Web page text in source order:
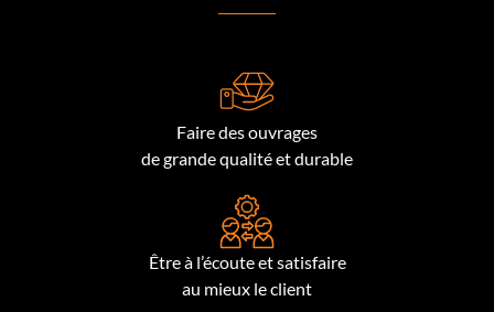
Faire des ouvrages
de grande qualité et durable
Être à l’écoute et satisfaire
au mieux le client